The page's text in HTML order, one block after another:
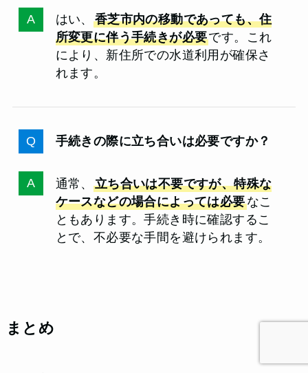
はい、 香芝市内の移動であっても、住
所変更に伴う手続きが必要です。これ
により、新住所での水道利用が確保さ
れます。
手続きの際に立ち合いは必要ですか？
通常、 立ち合いは不要ですが、特殊な
ケースなどの場合によっては必要なこ
ともあります。手続き時に確認するこ
とで、不必要な手間を避けられます。
まとめ